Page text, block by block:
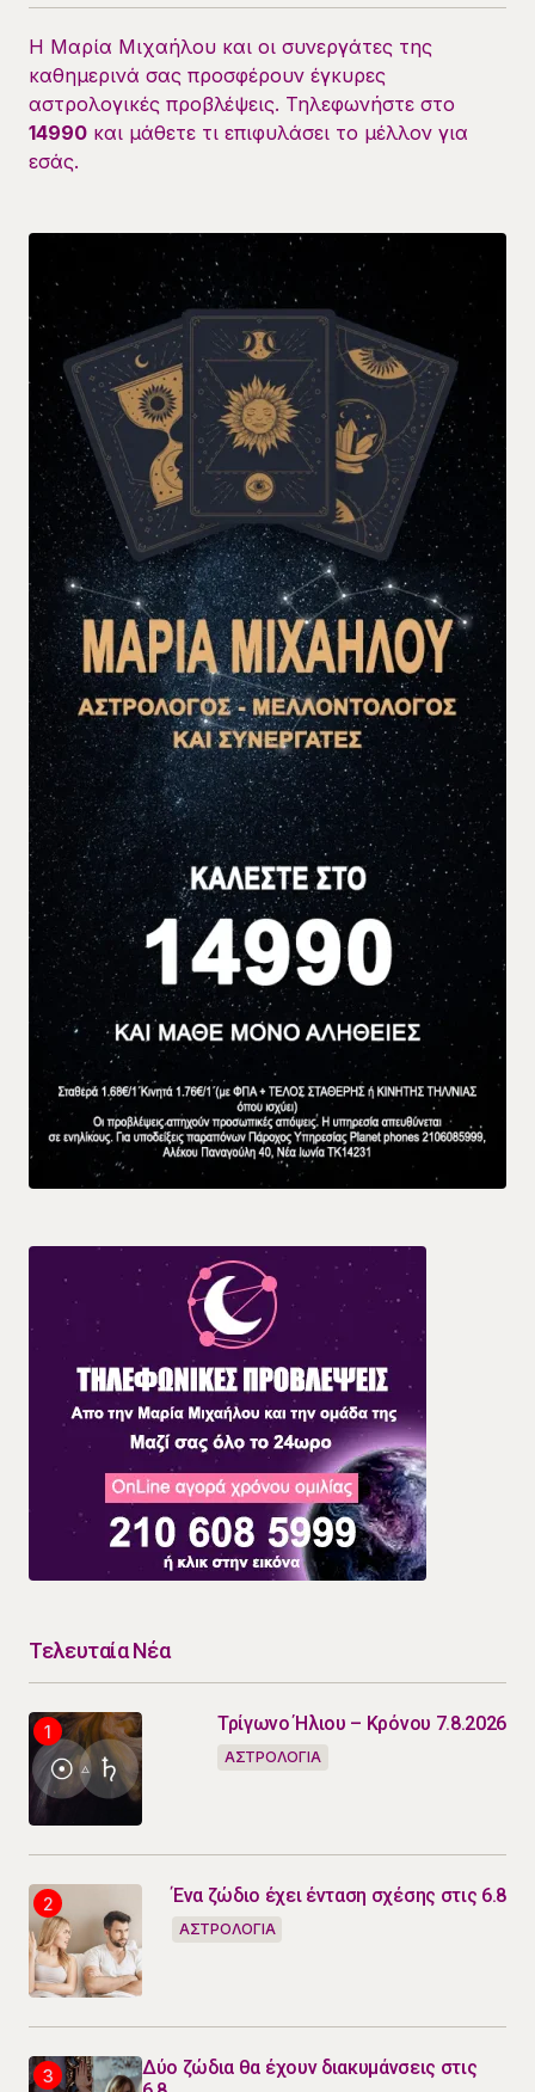
Η Μαρία Μιχαήλου και οι συνεργάτες της
καθημερινά σας προσφέρουν έγκυρες
αστρολογικές προβλέψεις. Τηλεφωνήστε στο
14990 και μάθετε τι επιφυλάσει το μέλλον για
εσάς.
Τελευταία Νέα
Τρίγωνο Ήλιου – Κρόνου 7.8.2026
ΑΣΤΡΟΛΟΓΙΑ
Ένα ζώδιο έχει ένταση σχέσης στις 6.8
ΑΣΤΡΟΛΟΓΙΑ
Δύο ζώδια θα έχουν διακυμάνσεις στις